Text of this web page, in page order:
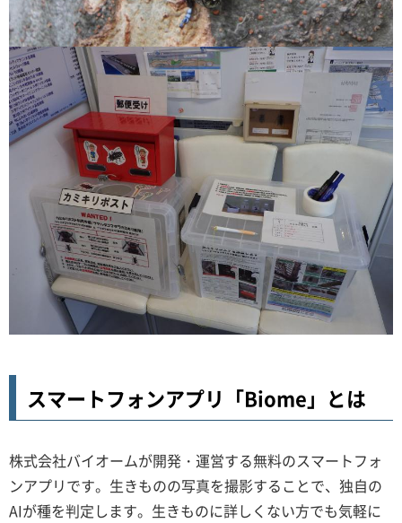
スマートフォンアプリ「Biome」とは
株式会社バイオームが開発・運営する無料のスマートフォ
ンアプリです。生きものの写真を撮影することで、独自の
AIが種を判定します。生きものに詳しくない方でも気軽に